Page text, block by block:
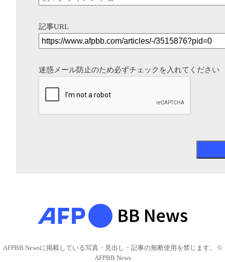
記事URL
迷惑メール防止のため必ずチェックを入れてください
AFPBB Newsに掲載している写真・見出し・記事の無断使用を禁じます。 ©
AFPBB News